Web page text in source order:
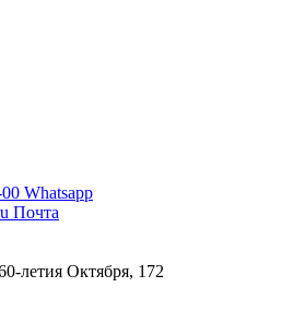
Whatsapp
Почта
летия Октября, 172